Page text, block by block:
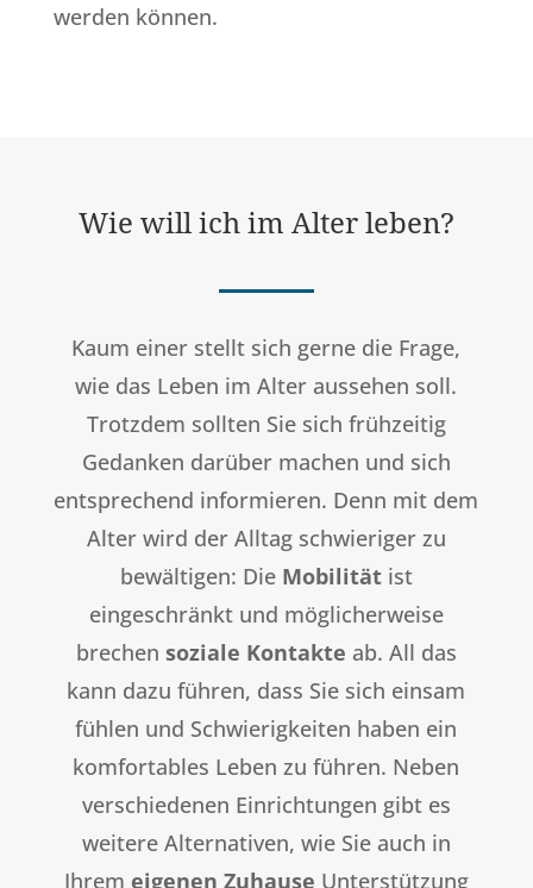
werden können.
Wie will ich im Alter leben?
Kaum einer stellt sich gerne die Frage,
wie das Leben im Alter aussehen soll.
Trotzdem sollten Sie sich frühzeitig
Gedanken darüber machen und sich
entsprechend informieren. Denn mit dem
Alter wird der Alltag schwieriger zu
bewältigen: Die Mobilitätist
eingeschränkt und möglicherweise
brechen soziale Kontakte ab. All das
kann dazu führen, dass Sie sich einsam
fühlen und Schwierigkeiten haben ein
komfortables Leben zu führen. Neben
verschiedenen Einrichtungen gibt es
weitere Alternativen, wie Sie auch in
Ihrem eigenen Zuhause Unterstützung